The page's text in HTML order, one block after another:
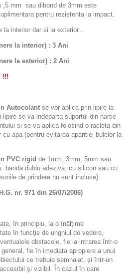
,5 mm sau dibond de 3mm este
pentru rezistenta la impact.
interior dar si la exterior .
la interior) : 3 Ani
la exterior) : 2 Ani
!!!
Autocolant se vor aplica prin lipire la
lipire se va indeparta suportul din hartie
si se va aplica folosind o racleta din
apa (pentru evitarea aparitiei bulelor la
PVC rigid de 1mm, 3mm, 5mm sau
banda dublu adeziva, cu silicon sau cu
de prindere nu sunt incluse).
nr. 971 din 26/07/2006)
în principiu, la o înălţime
în funcţie de unghiul de vedere,
obstacole, fie la intrarea într-o
fie în imediata apropiere a unui
ce trebuie semnalat, şi într-un
şi vizibil. În cazul în care